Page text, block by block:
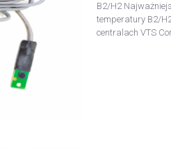
B2/H2
temperatury B2/
centralach VTS